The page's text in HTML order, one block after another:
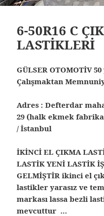
6-50R16 C
LASTİKLERİ
GÜLSER OTOMOTİV
Çalışmaktan
Adres : Defterdar
29 (halk ekmek
/ İstanbul
İKİNCİ EL ÇIKMA
LASTİK YENİ LASTİK
GELMİŞTİR ikinci el
lastikler yarasız ve
markası lassa bezli
mevcuttur …